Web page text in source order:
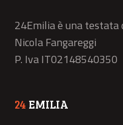
24Emilia è una testata
Nicola Fangareggi
P. Iva IT02148540350
24 EMILIA